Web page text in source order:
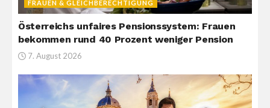
FRAUEN & GLEICHBERECHTIGUNG
Österreichs unfaires Pensionssystem: Frauen
bekommen rund 40 Prozent weniger Pension
7. August 2026